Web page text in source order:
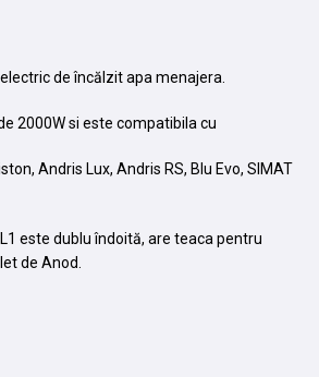
de încălzit apa menajera.
2000W si este compatibila cu
Andris Lux, Andris RS, Blu Evo, SIMAT
este dublu îndoită, are teaca pentru
de Anod.